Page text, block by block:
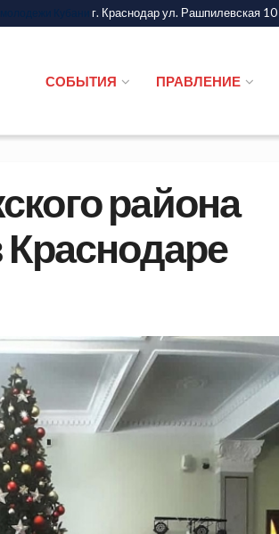
г. Краснодар ул. Рашпилевская 10
СОБЫТИЯ ПРАВЛЕНИЕ
района
Краснодаре